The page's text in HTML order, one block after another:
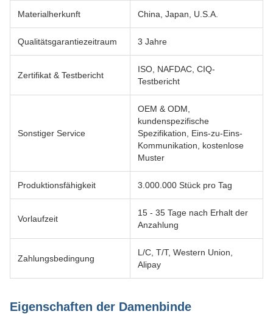
Materialherkunft China, Japan, U.S.A.
Qualitätsgarantiezeitraum 3 Jahre
Zertifikat & Testbericht
ISO, NAFDAC, CIQ-
Testbericht
Sonstiger Service
OEM & ODM,
kundenspezifische
Spezifikation, Eins-zu-Eins-
Kommunikation, kostenlose
Muster
Produktionsfähigkeit 3.000.000 Stück pro Tag
Vorlaufzeit
15 - 35 Tage nach Erhalt der
Anzahlung
Zahlungsbedingung
L/C, T/T, Western Union,
Alipay
Eigenschaften der Damenbinde